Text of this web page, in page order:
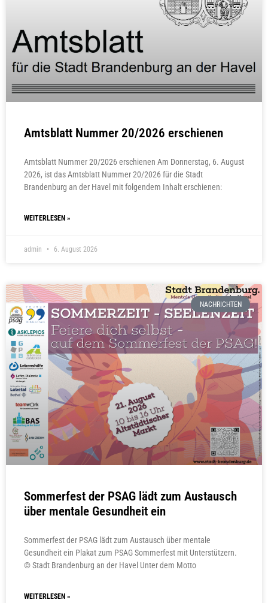
Amtsblatt Nummer 20/2026 erschienen
Amtsblatt Nummer 20/2026 erschienen Am Donnerstag, 6. August
2026, ist das Amtsblatt Nummer 20/2026 für die Stadt
Brandenburg an der Havel mit folgendem Inhalt erschienen:
WEITERLESEN »
admin 6. August 2026
NACHRICHTEN
Sommerfest der PSAG lädt zum Austausch
über mentale Gesundheit ein
Sommerfest der PSAG lädt zum Austausch über mentale
Gesundheit ein Plakat zum PSAG Sommerfest mit Unterstützern.
© Stadt Brandenburg an der Havel Unter dem Motto
WEITERLESEN »